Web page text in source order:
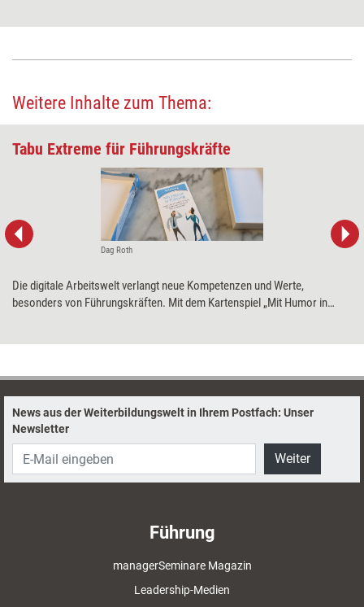
Weitere Inhalte zum Thema:
Tabu Extreme für Führungskräfte
Dag Roth
Die digitale Arbeitswelt verlangt neue Kompetenzen und Werte,
besonders von Führungskräften. Mit dem Kartenspiel „Mit Humor in
News aus der Weiterbildungswelt in Ihrem Postfach: Unser
Newsletter
Weiter
Führung
managerSeminare Magazin
Leadership-Medien